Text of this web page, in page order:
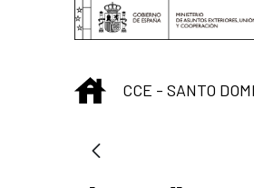
INICIO
CCE - SANTO